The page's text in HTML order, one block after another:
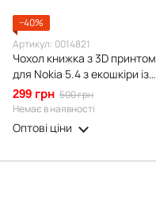
−40%
Артикул: 0014821
Чохол книжка з 3D принтом
для Nokia 5.4 з екошкіри із
підставкою та магнитом
чорна gd2
299 грн 500 грн
Немає в наявності
Оптові ціни